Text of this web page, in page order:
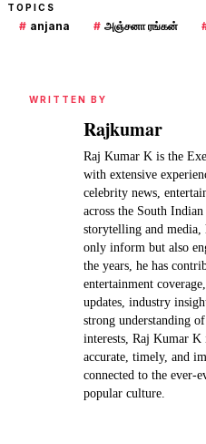
TOPICS
# anjana # அஞ்சனா ரங்கன்
WRITTEN BY
Rajkumar
Raj Kumar K is the
with extensive
celebrity news,
across the South
storytelling and media,
only inform but also
the years, he has
entertainment
updates, industry
strong understanding
interests, Raj Kumar
accurate, timely, and
connected to the ever-
popular culture.